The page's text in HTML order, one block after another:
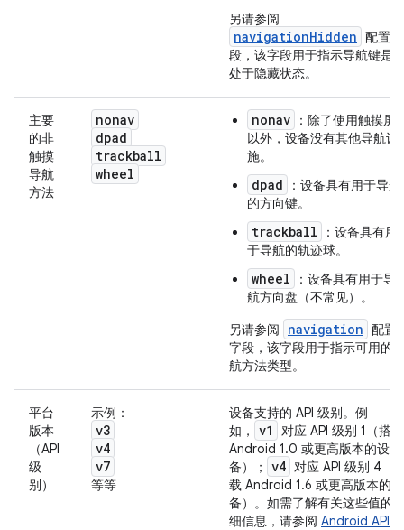
另请参阅
navigationHidden 配置字
段，该字段用于指示导航键是
处于隐藏状态。
主要
的非
触摸
导航
方法
nonav
dpad
trackball
wheel
nonav
：除了使用触摸屏
以外，设备没有其他导航设
施。
dpad
：设备具有用于导航
的方向键。
trackball
：设备具有用
于导航的轨迹球。
wheel
：设备具有用于导
航方向盘（不常见）。
另请参阅
navigation 配置
字段，该字段用于指示可用的
航方法类型。
平台
版本
（API
级
别）
示例：
v3
v4
v7
等等
设备支持的 API 级别。例
如，
v1
对应 API 级别 1（搭载
Android 1.0 或更高版本的设
备）；
v4 对应 API 级别 4（
载 Android 1.6 或更高版本的设
备）。如需了解有关这些值的
细信息，请参阅 Android API